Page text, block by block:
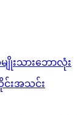
အမျိုးသားဘောလုံး
င်းအသင်း